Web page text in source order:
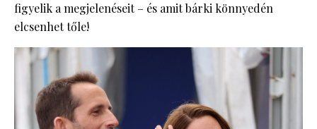
figyelik a megjelenéseit – és amit bárki könnyedén
elcsenhet tőle!